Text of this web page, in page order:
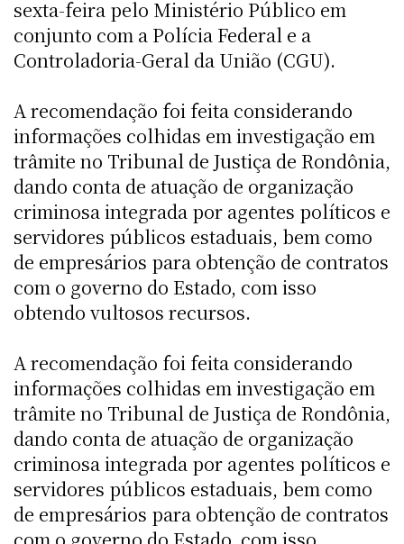
sexta-feira pelo Ministério Público em
conjunto com a Polícia Federal e a
Controladoria-Geral da União (CGU).
A recomendação foi feita considerando
informações colhidas em investigação em
trâmite no Tribunal de Justiça de Rondônia,
dando conta de atuação de organização
criminosa integrada por agentes políticos e
servidores públicos estaduais, bem como
de empresários para obtenção de contratos
com o governo do Estado, com isso
obtendo vultosos recursos.
A recomendação foi feita considerando
informações colhidas em investigação em
trâmite no Tribunal de Justiça de Rondônia,
dando conta de atuação de organização
criminosa integrada por agentes políticos e
servidores públicos estaduais, bem como
de empresários para obtenção de contratos
com o governo do Estado, com isso